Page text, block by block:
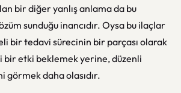
bir diğer yanlış anlama da bu
sunduğu inancıdır. Oysa bu ilaçlar
bir tedavi sürecinin bir parçası olarak
bir etki beklemek yerine, düzenli
görmek daha olasıdır.